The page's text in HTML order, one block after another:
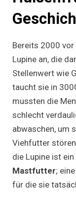
Bereits 2000
Lupine an, die
Stellenwert wie
taucht sie in
mussten die
schlecht
abwaschen, um
Viehfutter
die Lupine ist
Mastfutter;
für die sie